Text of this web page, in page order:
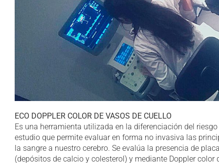
ECO DOPPLER COLOR DE VASOS DE CUELLO
Es una herramienta utilizada en la diferenciación del
estudio que permite evaluar en forma no invasiva las
la sangre a nuestro cerebro. Se evalúa la presencia de
(depósitos de calcio y colesterol) y mediante Doppler color